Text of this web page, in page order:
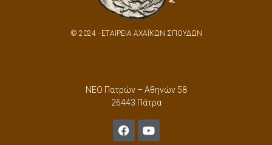
© 2024 - ΕΤΑΙΡΕΙΑ ΑΧΑΪΚΩΝ ΣΠΟΥΔΩΝ
ΝΕΟ Πατρών – Αθηνών 58
26443 Πάτρα